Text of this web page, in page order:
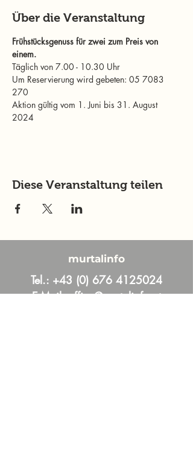
Über die Veranstaltung
Frühstücksgenuss für zwei zum Preis von
einem.
Täglich von 7.00 - 10.30 Uhr
Um Reservierung wird gebeten: 05 7083
270
Aktion gültig vom 1. Juni bis 31. August
2024
Diese Veranstaltung teilen
murtalinfo
Tel.: +43 (0) 676 4125024
E-Mail:office@murtalinfo.at